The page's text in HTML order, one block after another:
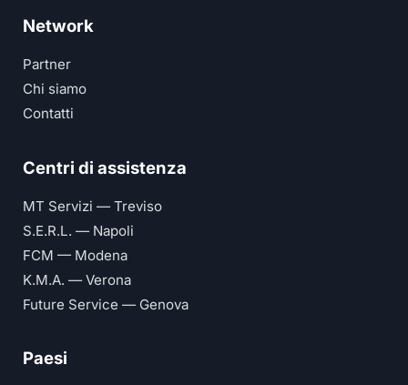
Network
Partner
Chi siamo
Contatti
Centri di assistenza
MT Servizi — Treviso
S.E.R.L. — Napoli
FCM — Modena
K.M.A. — Verona
Future Service — Genova
Paesi